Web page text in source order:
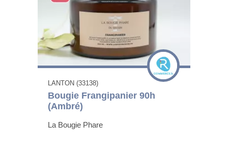
LANTON (33138)
Bougie Frangipanier 90h
(Ambré)
La Bougie Phare